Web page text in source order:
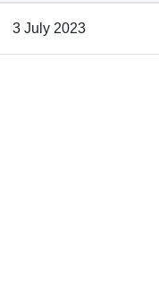
3 July 2023
Místní: